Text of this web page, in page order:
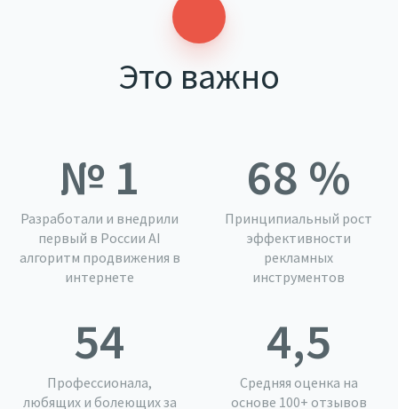
Это важно
№ 1
Разработали и внедрили
первый в России AI
алгоритм продвижения в
интернете
68 %
Принципиальный рост
эффективности
рекламных
инструментов
54
Профессионала,
любящих и болеющих за
4,5
Средняя оценка на
основе 100+ отзывов